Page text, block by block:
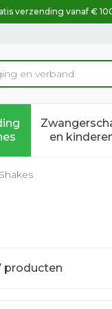
verzending vanaf €
en
submenu voor
en
Shakes
producten